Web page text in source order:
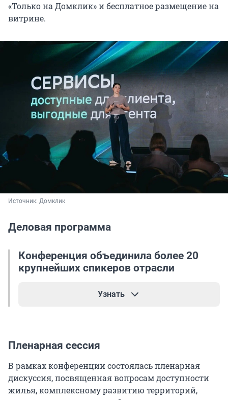
«Только на Домклик» и бесплатное размещение на
витрине.
Источник: Домклик
Деловая программа
Конференция объединила более 20
крупнейших спикеров отрасли
Узнать
Самарской области;
Никита Стасишин, заместитель Министра
строительства и жилищно-коммунального
хозяйства Российской Федерации;
Пленарная сессия
В рамках конференции состоялась пленарная
дискуссия, посвященная вопросам доступности
жилья, комплексному развитию территорий,